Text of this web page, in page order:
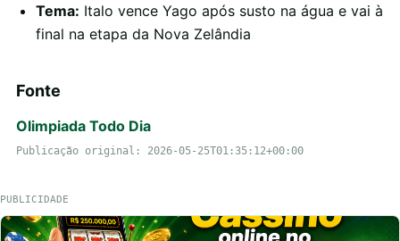
Tema: Italo vence Yago após susto na água e vai à
final na etapa da Nova Zelândia
Fonte
Olimpiada Todo Dia
Publicação original: 2026-05-25T01:35:12+00:00
PUBLICIDADE